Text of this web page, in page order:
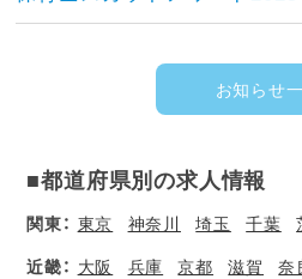
お知らせ
■都道府県別の求人情報
関東： 東京 神奈川 埼玉 千葉
近畿： 大阪 兵庫 京都 滋賀 奈